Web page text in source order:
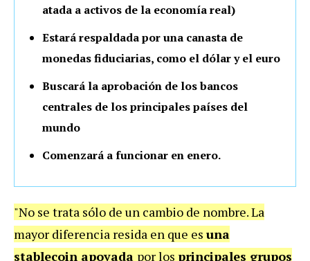
atada a activos de la economía real)
Estará respaldada por una canasta de
monedas fiduciarias, como el dólar y el euro
Buscará la aprobación de los bancos
centrales de los principales países del
mundo
Comenzará a funcionar en enero.
"No se trata sólo de un cambio de nombre. La
mayor diferencia resida en que es una
stablecoin apoyada por los principales grupos